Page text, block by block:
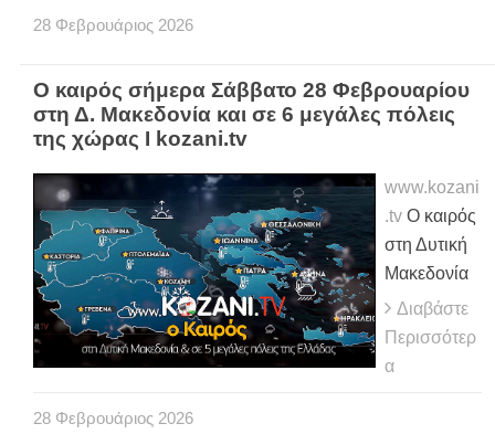
28 Φεβρουάριος 2026
Ο καιρός σήμερα Σάββατο 28 Φεβρουαρίου
στη Δ. Μακεδονία και σε 6 μεγάλες πόλεις
της χώρας Ι kozani.tv
www.kozani
.tv Ο καιρός
στη Δυτική
Μακεδονία
Διαβάστε
Περισσότερ
α
28 Φεβρουάριος 2026